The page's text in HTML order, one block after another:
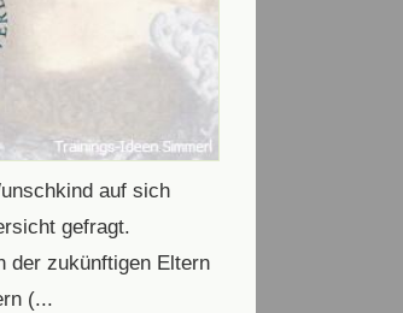
auf sich
gefragt.
der zukünftigen Eltern
(...